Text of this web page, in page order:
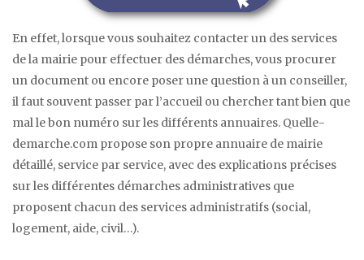
En effet, lorsque vous souhaitez contacter un des services
de la mairie pour effectuer des démarches, vous procurer
un document ou encore poser une question à un conseiller,
il faut souvent passer par l’accueil ou chercher tant bien que
mal le bon numéro sur les différents annuaires. Quelle-
demarche.com propose son propre annuaire de mairie
détaillé, service par service, avec des explications précises
sur les différentes démarches administratives que
proposent chacun des services administratifs (social,
logement, aide, civil…).